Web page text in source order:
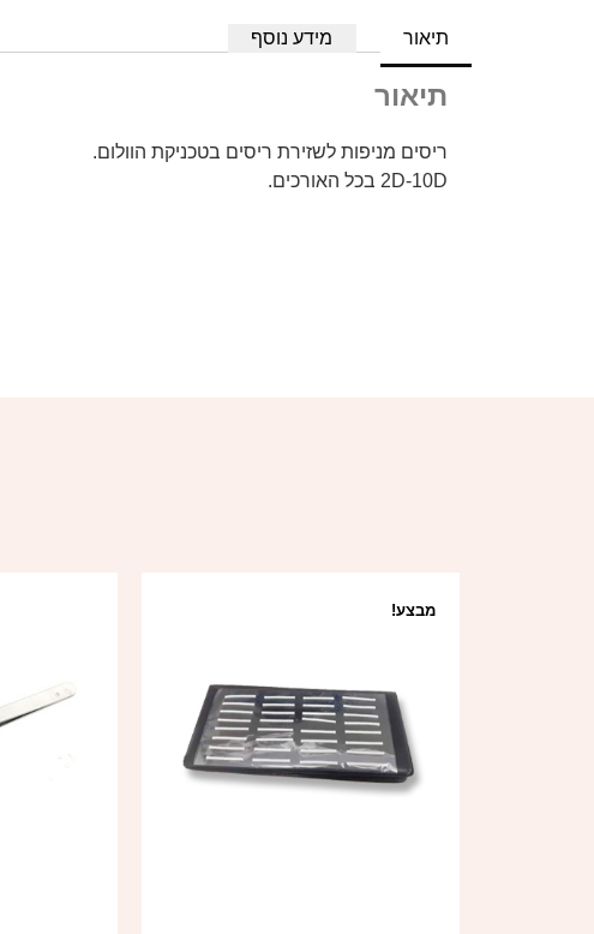
תיאור מידע נוסף
תיאור
ריסים מניפות לשזירת ריסים בטכניקת הוולום.
2D-10D בכל האורכים.
מבצע!